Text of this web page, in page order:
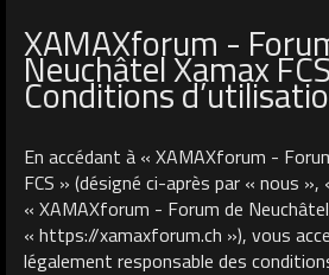
XAMAXforum -
Neuchâtel Xamax
Conditions
En accédant à « XAMAXforum -
FCS » (désigné ci-après par « nous
« XAMAXforum - Forum de
« https://xamaxforum.ch »), vous
légalement responsable des